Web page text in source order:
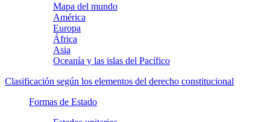
Mapa del mundo
América
Europa
África
Asia
Oceanía y las islas del Pacífico
Clasificación según los elementos del derecho constitucional
Formas de Estado